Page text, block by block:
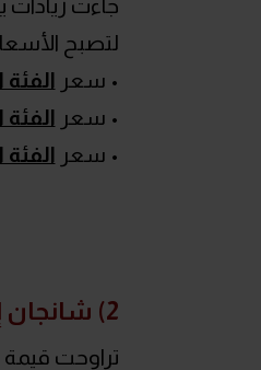
لتصبح
• سعر الفئة
• سعر الفئة
• سعر الفئة
2) شانجان إيدو